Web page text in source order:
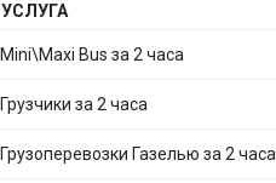
УСЛУГА
Mini\Maxi Bus за 2 часа
Грузчики за 2 часа
Грузоперевозки Газелью за 2 часа